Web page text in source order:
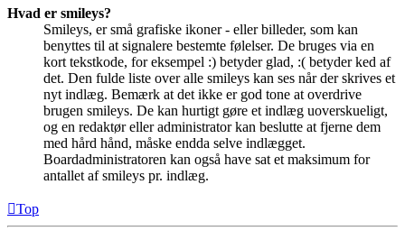
Hvad er smileys?
Smileys, er små grafiske ikoner - eller billeder, som kan
benyttes til at signalere bestemte følelser. De bruges via en
kort tekstkode, for eksempel :) betyder glad, :( betyder ked af
det. Den fulde liste over alle smileys kan ses når der skrives et
nyt indlæg. Bemærk at det ikke er god tone at overdrive
brugen smileys. De kan hurtigt gøre et indlæg uoverskueligt,
og en redaktør eller administrator kan beslutte at fjerne dem
med hård hånd, måske endda selve indlægget.
Boardadministratoren kan også have sat et maksimum for
antallet af smileys pr. indlæg.
Top